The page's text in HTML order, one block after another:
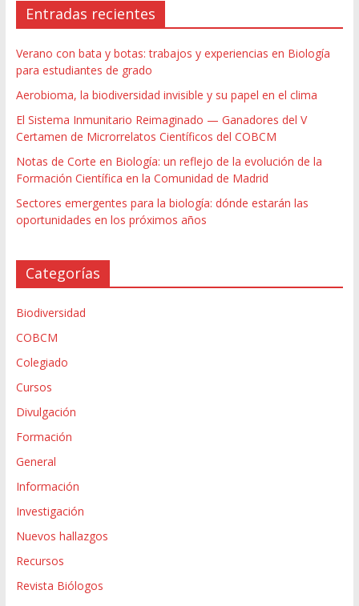
Entradas recientes
Verano con bata y botas: trabajos y experiencias en Biología
para estudiantes de grado
Aerobioma, la biodiversidad invisible y su papel en el clima
El Sistema Inmunitario Reimaginado — Ganadores del V
Certamen de Microrrelatos Científicos del COBCM
Notas de Corte en Biología: un reflejo de la evolución de la
Formación Científica en la Comunidad de Madrid
Sectores emergentes para la biología: dónde estarán las
oportunidades en los próximos años
Categorías
Biodiversidad
COBCM
Colegiado
Cursos
Divulgación
Formación
General
Información
Investigación
Nuevos hallazgos
Recursos
Revista Biólogos